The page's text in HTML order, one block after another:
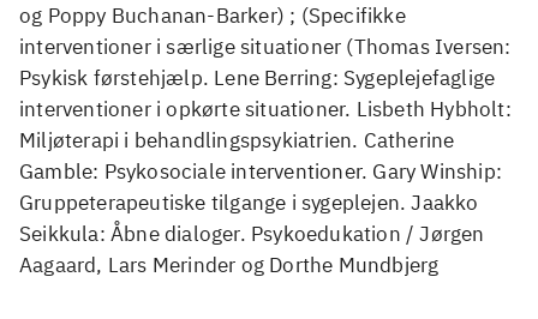
og Poppy Buchanan-Barker) ; (Specifikke
interventioner i særlige situationer (Thomas Iversen:
Psykisk førstehjælp. Lene Berring: Sygeplejefaglige
interventioner i opkørte situationer. Lisbeth Hybholt:
Miljøterapi i behandlingspsykiatrien. Catherine
Gamble: Psykosociale interventioner. Gary Winship:
Gruppeterapeutiske tilgange i sygeplejen. Jaakko
Seikkula: Åbne dialoger. Psykoedukation / Jørgen
Aagaard, Lars Merinder og Dorthe Mundbjerg